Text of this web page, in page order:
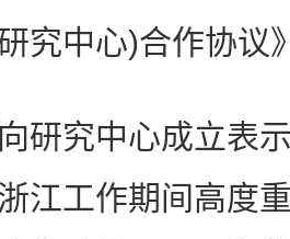
究中心)合作协议
究中心成立表示
江工作期间高度